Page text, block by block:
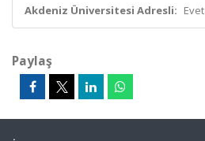
Akdeniz Üniversitesi Adresli: Evet
Paylaş